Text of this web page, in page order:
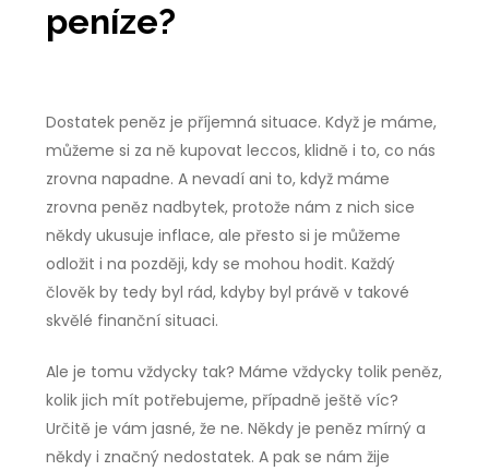
peníze?
Dostatek peněz je příjemná situace. Když je máme,
můžeme si za ně kupovat leccos, klidně i to, co nás
zrovna napadne. A nevadí ani to, když máme
zrovna peněz nadbytek, protože nám z nich sice
někdy ukusuje inflace, ale přesto si je můžeme
odložit i na později, kdy se mohou hodit. Každý
člověk by tedy byl rád, kdyby byl právě v takové
skvělé finanční situaci.
Ale je tomu vždycky tak? Máme vždycky tolik peněz,
kolik jich mít potřebujeme, případně ještě víc?
Určitě je vám jasné, že ne. Někdy je peněz mírný a
někdy i značný nedostatek. A pak se nám žije